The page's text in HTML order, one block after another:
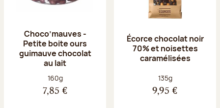
Choco’mauves -
Petite boite ours
guimauve chocolat
au lait
Poids net :
160g
7,85 €
Écorce chocolat noir
70% et noisettes
caramélisées
Poids net :
135g
9,95 €